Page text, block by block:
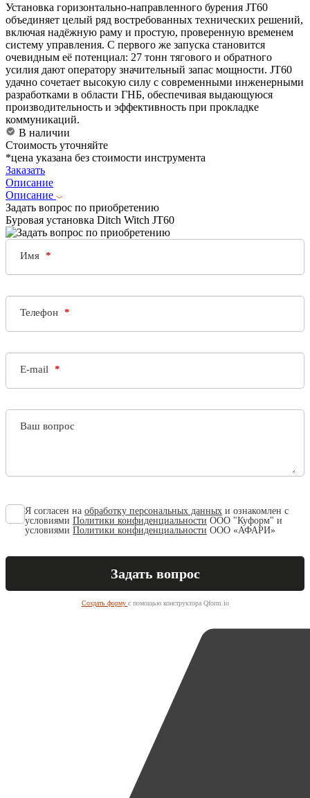
Установка горизонтально-направленного бурения JT60
объединяет целый ряд востребованных технических решений,
включая надёжную раму и простую, проверенную временем
систему управления. С первого же запуска становится
очевидным её потенциал: 27 тонн тягового и обратного
усилия дают оператору значительный запас мощности. JT60
удачно сочетает высокую силу с современными инженерными
разработками в области ГНБ, обеспечивая выдающуюся
производительность и эффективность при прокладке
коммуникаций.
В наличии
Стоимость уточняйте
*цена указана без стоимости инструмента
Заказать
Описание
Описание
Задать вопрос по приобретению
Буровая установка Ditch Witch JT60
Имя
Телефон
E-mail
Ваш вопрос
Я согласен на обработку персональных данных и ознакомлен с
условиями Политики конфиденциальности ООО "Куформ" и
условиями Политики конфиденциальности ООО «АФАРИ»
Создать форму с помощью конструктора Qform.io